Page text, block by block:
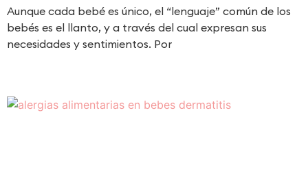
Aunque cada bebé es único, el “lenguaje” común de los
bebés es el llanto, y a través del cual expresan sus
necesidades y sentimientos. Por